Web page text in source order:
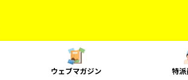
ウェブマガジン 特派